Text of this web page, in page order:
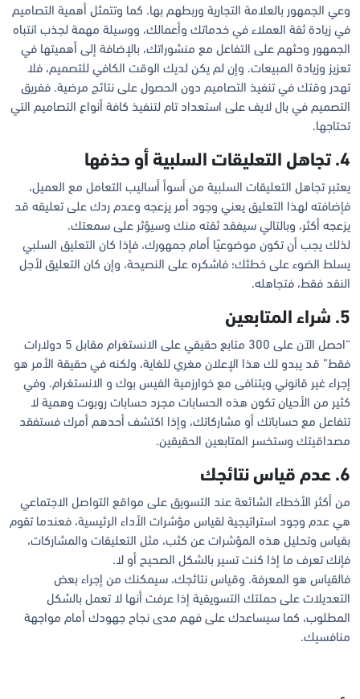
وعي الجمهور بالعلامة التجارية وربطهم بها. كما وتتمثل أهمية التصاميم
في زيادة ثقة العملاء في خدماتك وأعمالك، ووسيلة مهمة لجذب انتباه
الجمهور وحثهم على التفاعل مع منشوراتك، بالإضافة إلى أهميتها في
تعزيز وزيادة المبيعات. وإن لم يكن لديك الوقت الكافي للتصميم، فلا
تهدر وقتك في تنفيذ التصاميم دون الحصول على نتائج مرضية. ففريق
التصميم في بال لايف على استعداد تام لتنفيذ كافة أنواع التصاميم التي
تحتاجها.
4. تجاهل التعليقات السلبية أو حذفها
يعتبر تجاهل التعليقات السلبية من أسوأ أساليب التعامل مع العميل،
فإضافته لهذا التعليق يعني وجود أمر يزعجه وعدم ردك على تعليقه قد
يزعجه أكثر، وبالتالي سيفقد ثقته منك وسيؤثر على سمعتك.
لذلك يجب أن تكون موضوعيًا أمام جمهورك، فإذا كان التعليق السلبي
يسلط الضوء على خطئك؛ فاشكره على النصيحة، وإن كان التعليق لأجل
النقد فقط، فتجاهله.
5. شراء المتابعين
“احصل الآن على 300 متابع حقيقي على الانستغرام مقابل 5 دولارات
فقط” قد يبدو لك هذا الإعلان مغري للغاية، ولكنه في حقيقة الأمر هو
إجراء غير قانوني ويتنافى مع خوارزمية الفيس بوك و الانستغرام. وفي
كثير من الأحيان تكون هذه الحسابات مجرد حسابات روبوت وهمية لا
تتفاعل مع حساباتك أو مشاركاتك، وإذا اكتشف أحدهم أمرك فستفقد
مصداقيتك وستخسر المتابعين الحقيقين.
6. عدم قياس نتائجك
من أكثر الأخطاء الشائعة عند التسويق على مواقع التواصل الاجتماعي
هي عدم وجود استراتيجية لقياس مؤشرات الأداء الرئيسية، فعندما تقوم
بقياس وتحليل هذه المؤشرات عن كثب، مثل التعليقات والمشاركات،
فإنك تعرف ما إذا كنت تسير بالشكل الصحيح أو لا.
فالقياس هو المعرفة. وقياس نتائجك، سيمكنك من إجراء بعض
التعديلات على حملتك التسويقية إذا عرفت أنها لا تعمل بالشكل
المطلوب، كما سيساعدك على فهم مدى نجاح جهودك أمام مواجهة
منافسيك.